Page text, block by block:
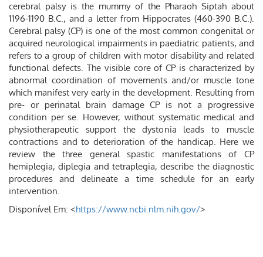
cerebral palsy is the mummy of the Pharaoh Siptah about
1196-1190 B.C., and a letter from Hippocrates (460-390 B.C.).
Cerebral palsy (CP) is one of the most common congenital or
acquired neurological impairments in paediatric patients, and
refers to a group of children with motor disability and related
functional defects. The visible core of CP is characterized by
abnormal coordination of movements and/or muscle tone
which manifest very early in the development. Resulting from
pre- or perinatal brain damage CP is not a progressive
condition per se. However, without systematic medical and
physiotherapeutic support the dystonia leads to muscle
contractions and to deterioration of the handicap. Here we
review the three general spastic manifestations of CP
hemiplegia, diplegia and tetraplegia, describe the diagnostic
procedures and delineate a time schedule for an early
intervention.
Disponível Em: <https://www.ncbi.nlm.nih.gov/>